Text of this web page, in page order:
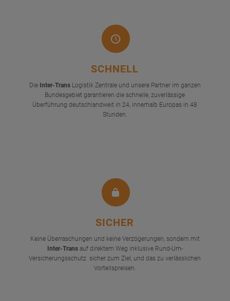
SCHNELL
Die Inter-TransLogistik Zentrale und unsere Partner im ganzen
Bundesgebiet garantieren die schnelle, zuverlässige
Überführung deutschlandweit in 24, innerhalb Europas in 48
Stunden.
SICHER
Keine Überraschungen und keine Verzögerungen, sondern mit
Inter-Transauf direktem Weg inklusive Rund-Um-
Versicherungsschutz sicher zum Ziel, und das zu verlässlichen
Vorteilspreisen.